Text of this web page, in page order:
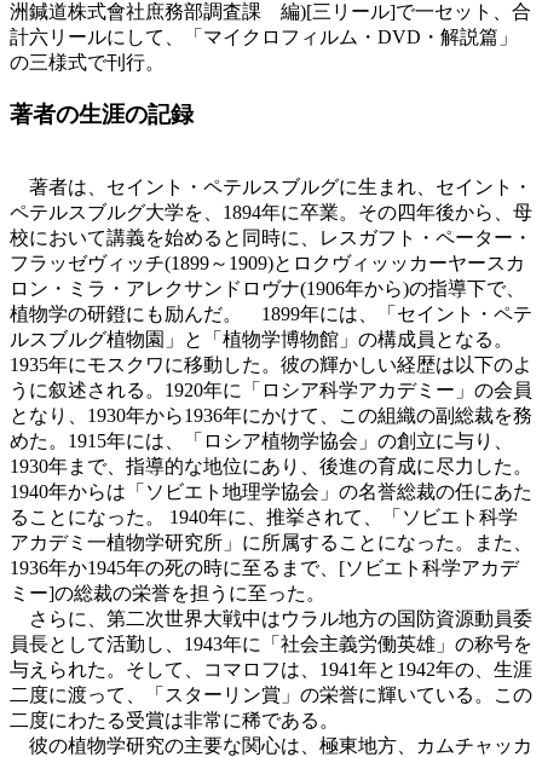
洲鍼道株式會社庶務部調査課 編)[三リール]で一セット、合
計六リールにして、「マイクロフィルム・DVD・解説篇」
の三様式で刊行。
著者の生涯の記録
著者は、セイント・ペテルスブルグに生まれ、セイント・
ペテルスブルグ大学を、1894年に卒業。その四年後から、母
校において講義を始めると同時に、レスガフト・ペーター・
フラッゼヴィッチ(1899～1909)とロクヴィッッカーヤースカ
ロン・ミラ・アレクサンドロヴナ(1906年から)の指導下で、
植物学の研鐙にも励んだ。 1899年には、「セイント・ペテ
ルスブルグ植物園」と「植物学博物館」の構成員となる。
1935年にモスクワに移動した。彼の輝かしい経歴は以下のよ
うに叙述される。1920年に「ロシア科学アカデミー」の会員
となり、1930年から1936年にかけて、この組織の副総裁を務
めた。1915年には、「ロシア植物学協会」の創立に与り、
1930年まで、指導的な地位にあり、後進の育成に尽力した。
1940年からは「ソビエト地理学協会」の名誉総裁の任にあた
ることになった。 1940年に、推挙されて、「ソビエト科学
アカデミ一植物学研究所」に所属することになった。また、
1936年か1945年の死の時に至るまで、[ソビエト科学アカデ
ミー]の総裁の栄誉を担うに至った。
さらに、第二次世界大戦中はウラル地方の国防資源動員委
員長として活勤し、1943年に「社会主義労働英雄」の称号を
与えられた。そして、コマロフは、1941年と1942年の、生涯
二度に渡って、「スターリン賞」の栄誉に輝いている。この
二度にわたる受賞は非常に稀である。
彼の植物学研究の主要な関心は、極東地方、カムチャッカ